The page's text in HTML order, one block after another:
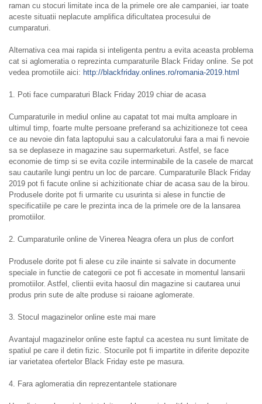
raman cu stocuri limitate inca de la primele ore ale campaniei, iar toate
aceste situatii neplacute amplifica dificultatea procesului de
cumparaturi.
Alternativa cea mai rapida si inteligenta pentru a evita aceasta problema
cat si aglomeratia o reprezinta cumparaturile Black Friday online. Se pot
vedea promotiile aici: http://blackfriday.onlines.ro/romania-2019.html
1. Poti face cumparaturi Black Friday 2019 chiar de acasa
Cumparaturile in mediul online au capatat tot mai multa amploare in
ultimul timp, foarte multe persoane preferand sa achizitioneze tot ceea
ce au nevoie din fata laptopului sau a calculatorului fara a mai fi nevoie
sa se deplaseze in magazine sau supermarketuri. Astfel, se face
economie de timp si se evita cozile interminabile de la casele de marcat
sau cautarile lungi pentru un loc de parcare. Cumparaturile Black Friday
2019 pot fi facute online si achizitionate chiar de acasa sau de la birou.
Produsele dorite pot fi urmarite cu usurinta si alese in functie de
specificatiile pe care le prezinta inca de la primele ore de la lansarea
promotiilor.
2. Cumparaturile online de Vinerea Neagra ofera un plus de confort
Produsele dorite pot fi alese cu zile inainte si salvate in documente
speciale in functie de categorii ce pot fi accesate in momentul lansarii
promotiilor. Astfel, clientii evita haosul din magazine si cautarea unui
produs prin sute de alte produse si raioane aglomerate.
3. Stocul magazinelor online este mai mare
Avantajul magazinelor online este faptul ca acestea nu sunt limitate de
spatiul pe care il detin fizic. Stocurile pot fi impartite in diferite depozite
iar varietatea ofertelor Black Friday este pe masura.
4. Fara aglomeratia din reprezentantele stationare